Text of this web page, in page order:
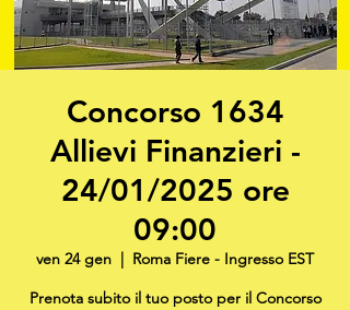
Concorso 1634
Allievi Finanzieri -
24/01/2025 ore
09:00
ven 24 gen
  |
Roma Fiere - Ingresso EST
Prenota subito il tuo posto per il Concorso